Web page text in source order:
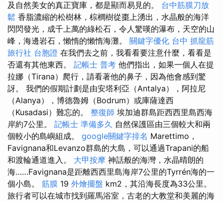
及自然美女的真正寶庫，都是顯而易見的。 台中筋膜刀放
鬆 香脂濃縮的松樹林，棕櫚樹從棗上湧出，水晶般的海洋
閃閃發光，成千上萬的綠松石，令人驚嘆的瀑布，天空的山
峰，海邊岩石，懶惰的懶惰海灘。 關鍵字優化 台中 抓龍筋
旅行社 台胞證 在我們去之前，我看看要注意什麼，看看是
否還有其他東西。 記帳士 普考 他們指出，如果一個人在提
拉娜（Tirana）爬行，請看著他的鼻子，因為他會感到驚
訝。 我們的假期計劃是由安塔利亞（Antalya），阿拉尼
（Alanya），博德魯姆（Bodrum）或庫薩達西
（Kusadasi）難忘的。 整復師 埃加迪群島距西西里島西海
岸約7公里。 記帳士 準備多久 自然保護區由三個較大和兩
個較小的島嶼組成。 google關鍵字排名 Marettimo，
Favignana和Levanzo群島的大島，可以通過Trapani的船
和渡輪通道進入。 大甲按摩 神話般的海灣，水晶晴朗的
海……Favignana是距離西西里島海岸7公里的Tyrrén海的一
個小島。 筋膜 19 外燴擺盤 km2，其沿海長度為33公里。
旅行者可以在城市找到羅馬浴室，古老的大教堂和美麗的海